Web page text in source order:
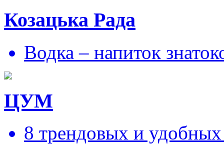
Козацька Рада
Водка – напиток
ЦУМ
8 трендовых и удобных